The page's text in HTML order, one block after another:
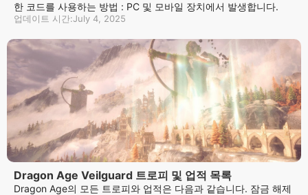
한 코드를 사용하는 방법 : PC 및 모바일 장치에서 발생합니다.
업데이트 시간:July 4, 2025
Dragon Age Veilguard 트로피 및 업적 목록
Dragon Age의 모든 트로피와 업적은 다음과 같습니다. 잠금 해제